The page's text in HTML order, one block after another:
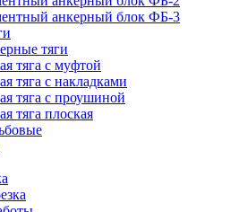
анкерный блок ФБ-3
тяги
тяга с муфтой
тяга с накладками
тяга с проушиной
тяга плоская